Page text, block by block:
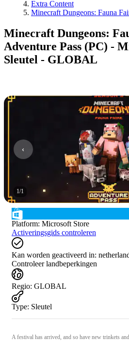
Extra Content
Minecraft Dungeons: Fauna
Minecraft Dungeons:
Adventure Pass (PC) -
Sleutel - GLOBAL
1/1
Platform: Microsoft Store
Activeringsgids controleren
Kan worden geactiveerd in:
Controleer landbeperkingen
Regio: GLOBAL
Type: Sleutel
A festival has arrived, and so have new trinkets